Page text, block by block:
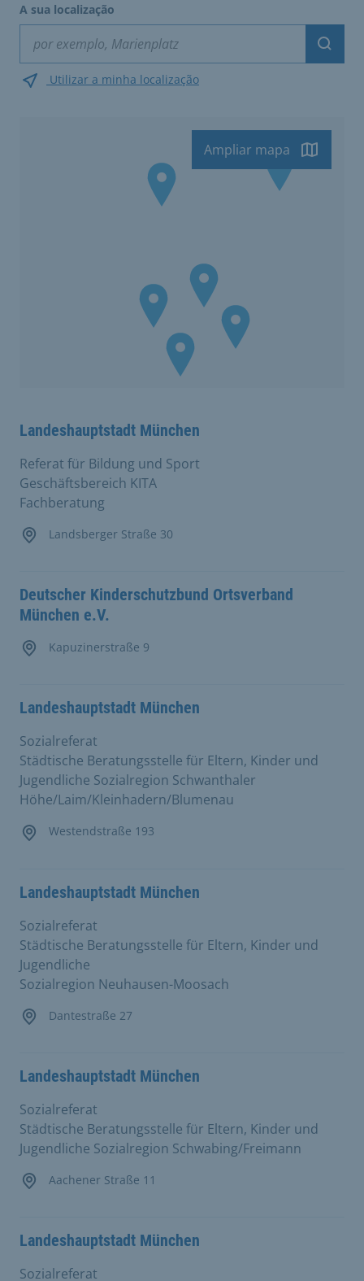
A sua localização
Utilizar a minha localização
Ampliar mapa
Referat für Bildung und Sport
Geschäftsbereich KITA
Fachberatung
Landeshauptstadt München
Landsberger Straße 30
Deutscher Kinderschutzbund Ortsverband
München e.V.
Kapuzinerstraße 9
Sozialreferat
Städtische Beratungsstelle für Eltern, Kinder und
Jugendliche Sozialregion Schwanthaler
Höhe/Laim/Kleinhadern/Blumenau
Landeshauptstadt München
Westendstraße 193
Sozialreferat
Städtische Beratungsstelle für Eltern, Kinder und
Jugendliche
Sozialregion Neuhausen-Moosach
Landeshauptstadt München
Dantestraße 27
Sozialreferat
Städtische Beratungsstelle für Eltern, Kinder und
Jugendliche Sozialregion Schwabing/Freimann
Landeshauptstadt München
Aachener Straße 11
Sozialreferat
Landeshauptstadt München